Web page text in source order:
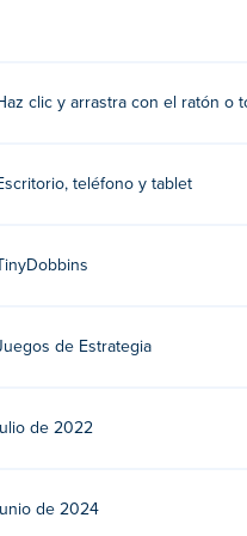
clic y arrastra con el ratón o
teléfono y tablet
TinyDobbins
de Estrategia
de 2022
de 2024